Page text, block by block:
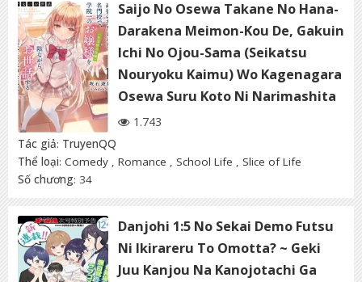
Saijo No Osewa Takane No Hana-
Darakena Meimon-Kou De, Gakuin
Ichi No Ojou-Sama (Seikatsu
Nouryoku Kaimu) Wo Kagenagara
Osewa Suru Koto Ni Narimashita
1.743
Tác giả: TruyenQQ
Thể loại: Comedy , Romance , School Life , Slice of Life
Số chương: 34
Danjohi 1:5 No Sekai Demo Futsu
Ni Ikirareru To Omotta? ~ Geki
Juu Kanjou Na Kanojotachi Ga